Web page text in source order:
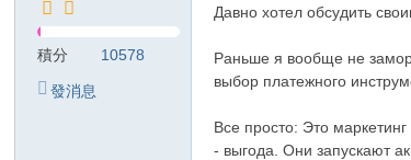
積分 10578
發消息
Давно хотел обсудить
Раньше я вообще не
выбор платежного
Все просто: Это
- выгода. Они запускают